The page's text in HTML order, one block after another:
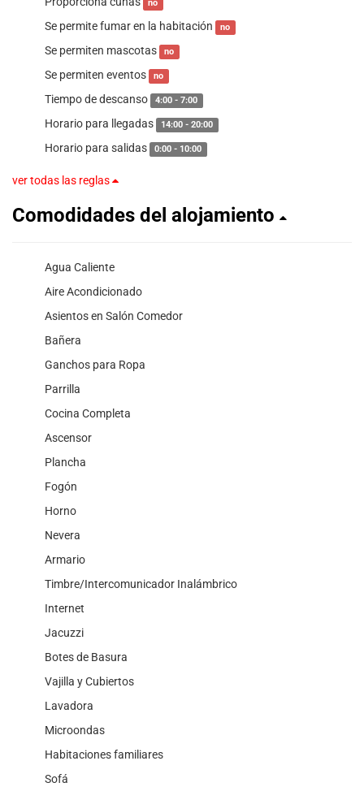
no
Se permite fumar en la habitación no
Se permiten mascotas no
Se permiten eventos no
Tiempo de descanso 4:00 - 7:00
Horario para llegadas 14:00 - 20:00
Horario para salidas 0:00 - 10:00
ver todas las reglas
Comodidades del alojamiento
Agua Caliente
Aire Acondicionado
Asientos en Salón Comedor
Bañera
Ganchos para Ropa
Parrilla
Cocina Completa
Ascensor
Plancha
Fogón
Horno
Nevera
Armario
Timbre/Intercomunicador Inalámbrico
Internet
Jacuzzi
Botes de Basura
Vajilla y Cubiertos
Lavadora
Microondas
Habitaciones familiares
Sofá